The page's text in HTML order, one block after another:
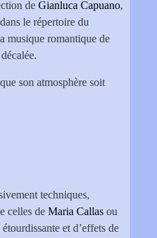
de Gianluca Capuano,
le répertoire du
musique romantique de
son atmosphère soit
techniques,
celles de Maria Callas ou
et d’effets de